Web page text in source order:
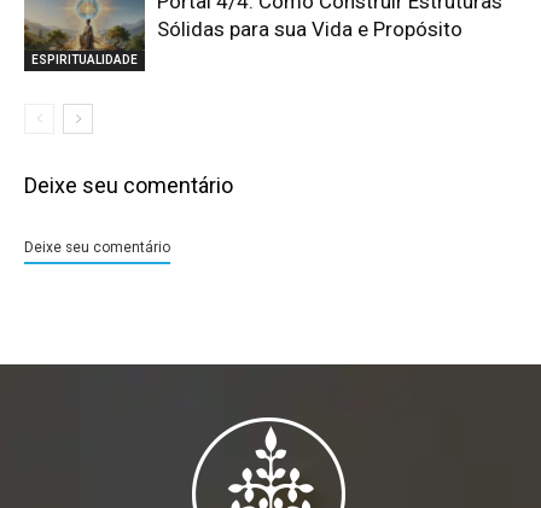
ESPIRITUALIDADE
Sólidas para sua Vida e Propósito
Deixe seu comentário
Deixe seu comentário